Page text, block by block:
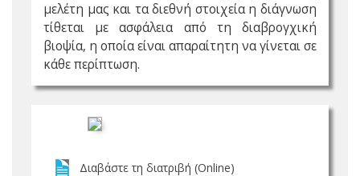
μελέτη μας και τα διεθνή στοιχεία η διάγνωση
τίθεται με ασφάλεια από τη διαβρογχική
βιοψία, η οποία είναι απαραίτητη να γίνεται σε
κάθε περίπτωση.
Διαβάστε τη διατριβή (Online)